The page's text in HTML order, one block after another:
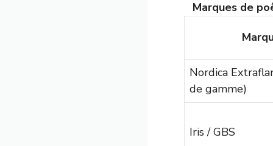
Marques de
Nordica
de gamme)
Iris / GBS